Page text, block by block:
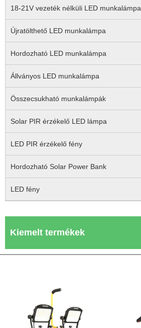
18-21V vezeték nélküli LED munkalámpa
Újratölthető LED munkalámpa
Hordozható LED munkalámpa
Állványos LED munkalámpa
Összecsukható munkalámpák
Solar PIR érzékelő LED lámpa
LED PIR érzékelő fény
Hordozható Solar Power Bank
LED fény
Kiemelt termékek